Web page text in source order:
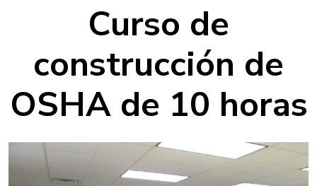
Curso de
construcción de
OSHA de 10 horas